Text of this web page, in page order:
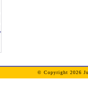
© Copyright 2026